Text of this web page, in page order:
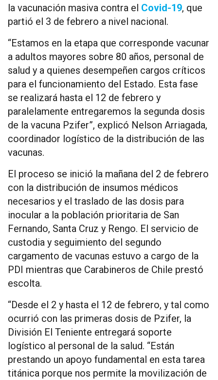
la vacunación masiva contra el Covid-19, que
partió el 3 de febrero a nivel nacional.
“Estamos en la etapa que corresponde vacunar
a adultos mayores sobre 80 años, personal de
salud y a quienes desempeñen cargos críticos
para el funcionamiento del Estado. Esta fase
se realizará hasta el 12 de febrero y
paralelamente entregaremos la segunda dosis
de la vacuna Pzifer”, explicó Nelson Arriagada,
coordinador logístico de la distribución de las
vacunas.
El proceso se inició la mañana del 2 de febrero
con la distribución de insumos médicos
necesarios y el traslado de las dosis para
inocular a la población prioritaria de San
Fernando, Santa Cruz y Rengo. El servicio de
custodia y seguimiento del segundo
cargamento de vacunas estuvo a cargo de la
PDI mientras que Carabineros de Chile prestó
escolta.
“Desde el 2 y hasta el 12 de febrero, y tal como
ocurrió con las primeras dosis de Pzifer, la
División El Teniente entregará soporte
logístico al personal de la salud. “Están
prestando un apoyo fundamental en esta tarea
titánica porque nos permite la movilización de